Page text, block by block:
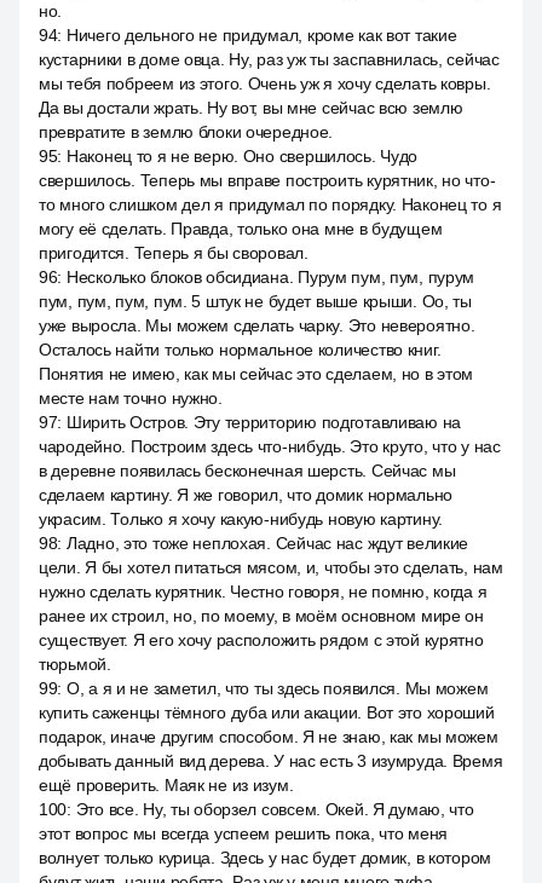
но.
94: Ничего дельного не придумал, кроме как вот такие
кустарники в доме овца. Ну, раз уж ты заспавнилась, сейчас
мы тебя побреем из этого. Очень уж я хочу сделать ковры.
Да вы достали жрать. Ну вот, вы мне сейчас всю землю
превратите в землю блоки очередное.
95: Наконец то я не верю. Оно свершилось. Чудо
свершилось. Теперь мы вправе построить курятник, но что-
то много слишком дел я придумал по порядку. Наконец то я
могу её сделать. Правда, только она мне в будущем
пригодится. Теперь я бы своровал.
96: Несколько блоков обсидиана. Пурум пум, пум, пурум
пум, пум, пум, пум. 5 штук не будет выше крыши. Оо, ты
уже выросла. Мы можем сделать чарку. Это невероятно.
Осталось найти только нормальное количество книг.
Понятия не имею, как мы сейчас это сделаем, но в этом
месте нам точно нужно.
97: Ширить Остров. Эту территорию подготавливаю на
чародейно. Построим здесь что-нибудь. Это круто, что у нас
в деревне появилась бесконечная шерсть. Сейчас мы
сделаем картину. Я же говорил, что домик нормально
украсим. Только я хочу какую-нибудь новую картину.
98: Ладно, это тоже неплохая. Сейчас нас ждут великие
цели. Я бы хотел питаться мясом, и, чтобы это сделать, нам
нужно сделать курятник. Честно говоря, не помню, когда я
ранее их строил, но, по моему, в моём основном мире он
существует. Я его хочу расположить рядом с этой курятно
тюрьмой.
99: О, а я и не заметил, что ты здесь появился. Мы можем
купить саженцы тёмного дуба или акации. Вот это хороший
подарок, иначе другим способом. Я не знаю, как мы можем
добывать данный вид дерева. У нас есть 3 изумруда. Время
ещё проверить. Маяк не из изум.
100: Это все. Ну, ты оборзел совсем. Окей. Я думаю, что
этот вопрос мы всегда успеем решить пока, что меня
волнует только курица. Здесь у нас будет домик, в котором